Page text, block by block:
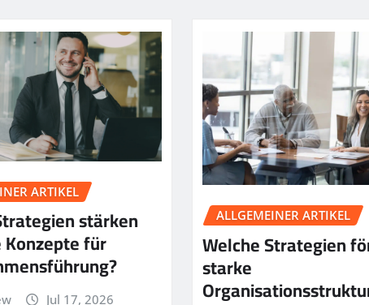
ARTIKEL
stärken
für
Jul 17, 2026
ALLGEMEINER ARTIKEL
Welche Strategien
starke